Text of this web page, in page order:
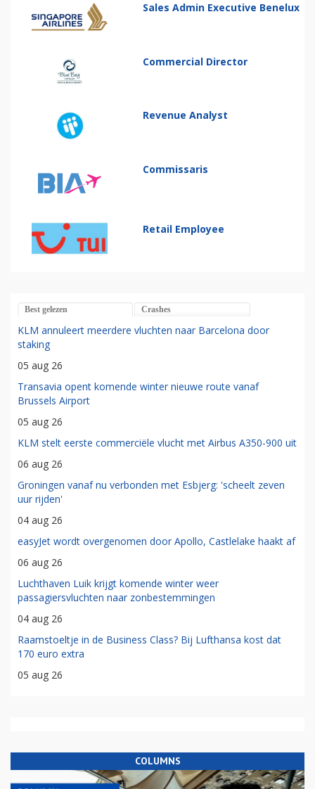
Sales Admin Executive Benelux
Commercial Director
Revenue Analyst
Commissaris
Retail Employee
Best gelezen Crashes
KLM annuleert meerdere vluchten naar Barcelona door
staking
05 aug 26
Transavia opent komende winter nieuwe route vanaf
Brussels Airport
05 aug 26
KLM stelt eerste commerciële vlucht met Airbus A350-900 uit
06 aug 26
Groningen vanaf nu verbonden met Esbjerg: 'scheelt zeven
uur rijden'
04 aug 26
easyJet wordt overgenomen door Apollo, Castlelake haakt af
06 aug 26
Luchthaven Luik krijgt komende winter weer
passagiersvluchten naar zonbestemmingen
04 aug 26
Raamstoeltje in de Business Class? Bij Lufthansa kost dat
170 euro extra
05 aug 26
COLUMNS